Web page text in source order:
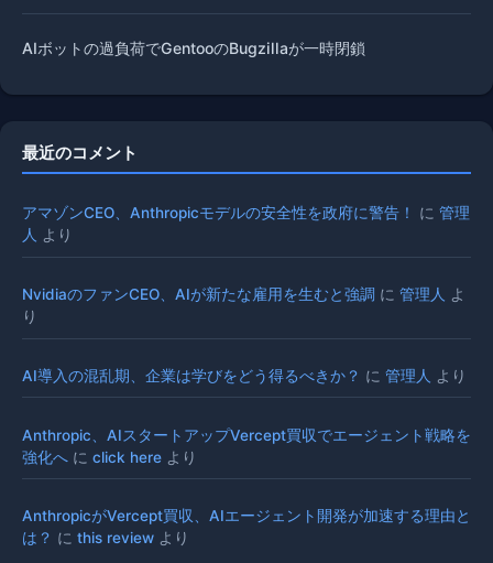
AIボットの過負荷でGentooのBugzillaが一時閉鎖
最近のコメント
アマゾンCEO、Anthropicモデルの安全性を政府に警告！ に 管理
人 より
NvidiaのファンCEO、AIが新たな雇用を生むと強調 に 管理人 よ
り
AI導入の混乱期、企業は学びをどう得るべきか？ に 管理人 より
Anthropic、AIスタートアップVercept買収でエージェント戦略を
強化へ に click here より
AnthropicがVercept買収、AIエージェント開発が加速する理由と
は？ に this review より